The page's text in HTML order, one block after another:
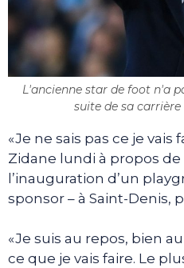
L'ancienne star de foot n'a
suite de sa carrière
«Je ne sais pas ce je vais
Zidane lundi à propos
l’inauguration d’un
sponsor – à Saint-Denis,
«Je suis au repos, bien
ce que je vais faire. Le